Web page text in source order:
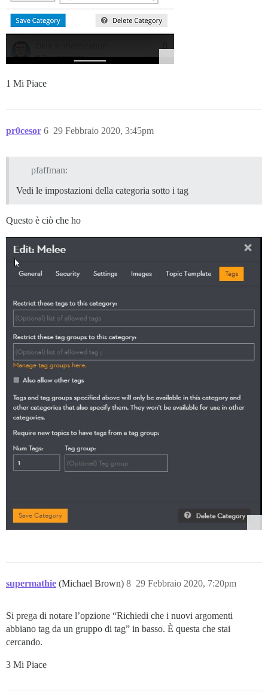
1 Mi Piace
pr0cesor 29 Febbraio 2020, 3:45pm
6
pfaffman:
Vedi le impostazioni della categoria sotto i tag
Questo è ciò che ho
supermathie (Michael Brown) 29 Febbraio 2020, 7:20pm
8
Si prega di notare l’opzione “Richiedi che i nuovi argomenti
abbiano tag da un gruppo di tag” in basso. È questa che stai
cercando.
3 Mi Piace